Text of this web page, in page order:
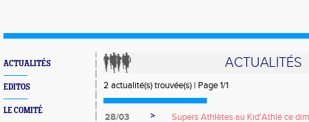
ACTUALITÉS
EDITOS
LE COMITÉ
ACTUALITÉS
2 actualité(s) trouvée(s) | Page 1/1
28/03 >
Supers Athlètes au Kid'Athlé ce